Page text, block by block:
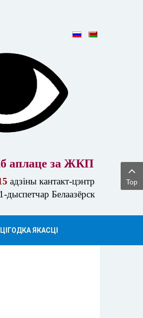
за ЖКП
адзіны кантакт-цэнтр
Белаазёрск
ЯКАСЦІ
Top